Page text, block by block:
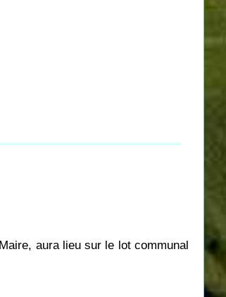
aura lieu sur le lot communal